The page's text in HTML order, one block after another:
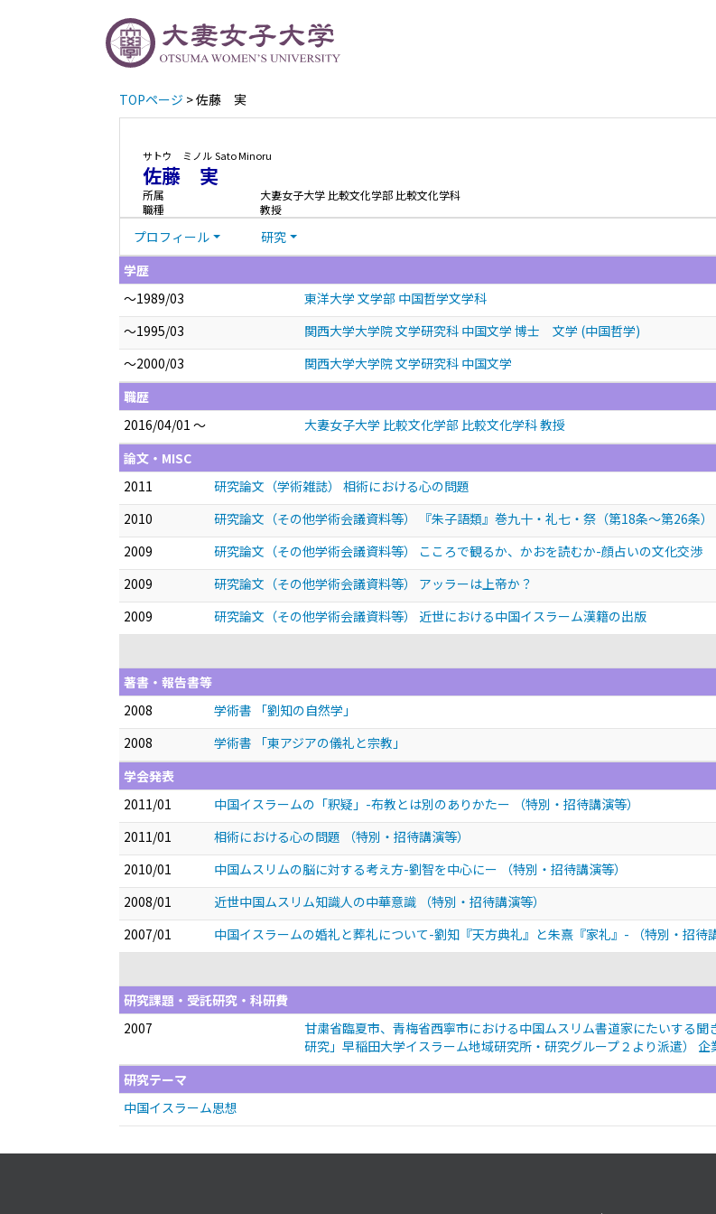
TOPページ > 佐藤 実
サトウ ミノルSato Minoru
佐藤 実
所属
大妻女子大学 比較文化学部 比較文化学科
職種
教授
プロフィール
研究
学歴
～1989/03
東洋大学 文学部 中国哲学文学科
～1995/03
関西大学大学院 文学研究科 中国文学 博士 文学 (中国哲学)
～2000/03
関西大学大学院 文学研究科 中国文学
職歴
2016/04/01 ～
大妻女子大学 比較文化学部 比較文化学科 教授
論文・MISC
2011
研究論文（学術雑誌） 相術における心の問題
2010
研究論文（その他学術会議資料等） 『朱子語類』巻九十・礼七・祭（第18条〜第26条）
2009
研究論文（その他学術会議資料等） こころで観るか、かおを読むか-顔占いの文化交渉
2009
研究論文（その他学術会議資料等） アッラーは上帝か？
2009
研究論文（その他学術会議資料等） 近世における中国イスラーム漢籍の出版
著書・報告書等
2008
学術書 「劉知の自然学」
2008
学術書 「東アジアの儀礼と宗教」
学会発表
2011/01
中国イスラームの「釈疑」-布教とは別のありかたー
（特別・招待講演等）
2011/01
相術における心の問題
（特別・招待講演等）
2010/01
中国ムスリムの脳に対する考え方-劉智を中心にー
（特別・招待講演等）
2008/01
近世中国ムスリム知識人の中華意識
（特別・招待講演等）
2007/01
中国イスラームの婚礼と葬礼について-劉知『天方典礼』と朱熹『家礼』-
（特別・招待
研究課題・受託研究・科研費
2007
甘粛省臨夏市、青梅省西寧市における中国ムスリム書道家にたいする
研究」早稲田大学イスラーム地域研究所・研究グループ２より派遣）
研究テーマ
中国イスラーム思想